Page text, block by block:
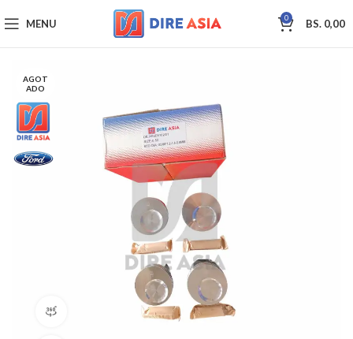
MENU 0 BS. 0,00
AGOT
ADO
360 product view